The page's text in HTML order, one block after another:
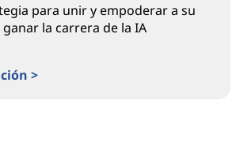
para unir y empoderar a su
la carrera de la IA
>